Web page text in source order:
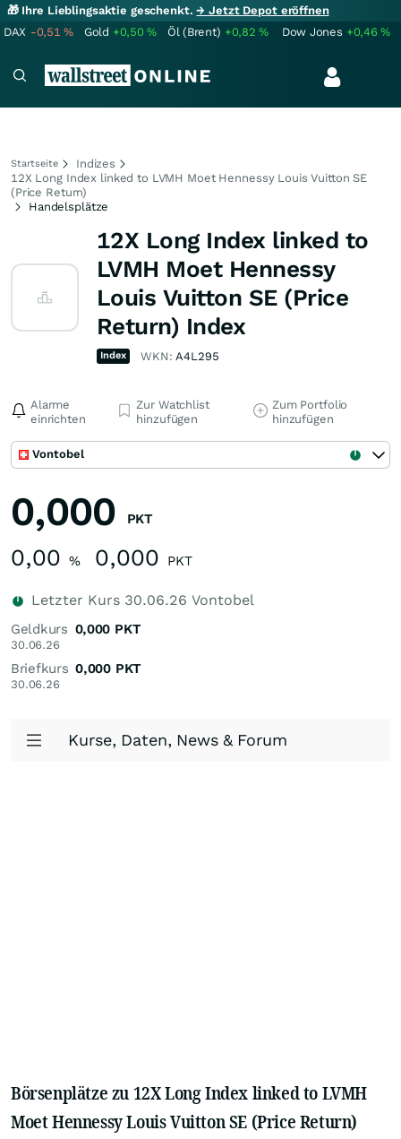
🎁 Ihre Lieblingsaktie geschenkt.→ Jetzt Depot eröffnen
DAX -0,51% Gold +0,50% Öl (Brent) +0,82% Dow Jones +0,46%
Startseite
Indizes
12X Long Index linked to LVMH Moet Hennessy Louis Vuitton SE
(Price Return)
Handelsplätze
12X Long Index linked to
LVMH Moet Hennessy
Louis Vuitton SE (Price
Return) Index
Index WKN:A4L295
Alarme
einrichten
Zur Watchlist
hinzufügen
Zum Portfolio
hinzufügen
Vontobel
0,000 PKT
0,00 % 0,000 PKT
Letzter Kurs 30.06.26 Vontobel
Geldkurs
30.06.26
0,000 PKT
Briefkurs
30.06.26
0,000 PKT
Kurse, Daten, News & Forum
Börsenplätze zu 12X Long Index linked to LVMH
Moet Hennessy Louis Vuitton SE (Price Return)